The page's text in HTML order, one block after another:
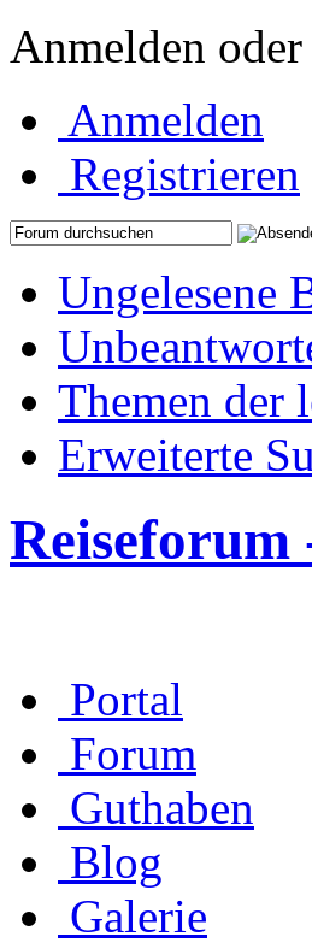
Anmelden
Anmelden
Registrieren
Ungelesene
Themen der
Erweiterte
Reiseforum
Portal
Forum
Guthaben
Blog
Galerie